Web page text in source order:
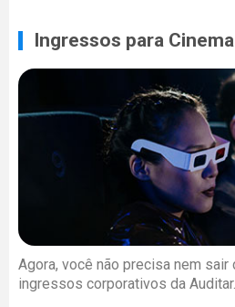
Ingressos para Cinema
Agora, você não precisa nem sair
ingressos corporativos da Auditar.